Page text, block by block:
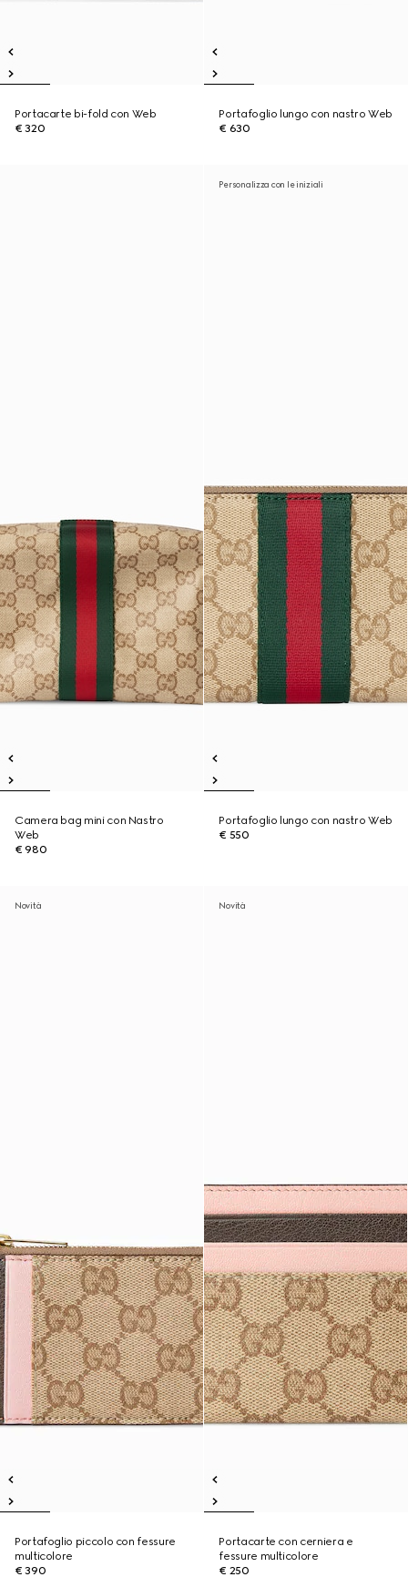
Portacarte bi-fold con Web
€ 320
Portafoglio lungo con nastro Web
€ 630
Camera bag mini con Nastro
Web
€ 980
Personalizza con le iniziali
Portafoglio lungo con nastro Web
€ 550
Novità
Portafoglio piccolo con fessure
multicolore
€ 390
Novità
Portacarte con cerniera e
fessure multicolore
€ 250